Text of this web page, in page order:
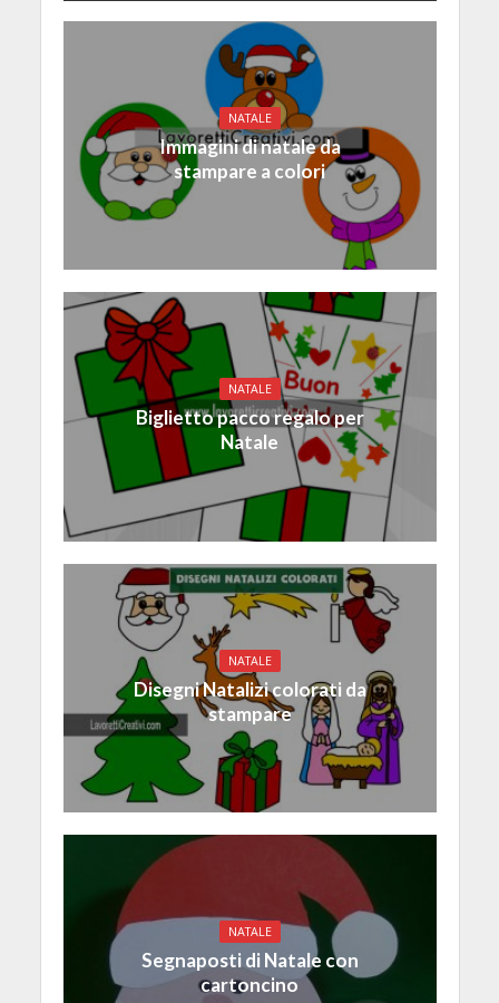
NATALE
Immagini di natale da
stampare a colori
NATALE
Biglietto pacco regalo per
Natale
NATALE
Disegni Natalizi colorati da
stampare
NATALE
Segnaposti di Natale con
cartoncino